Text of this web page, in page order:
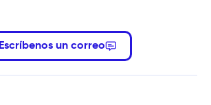
Escríbenos un correo